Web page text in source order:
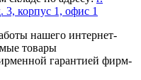
3, корпус 1, офис 1
нашего интернет-
товары
гарантией фирм-